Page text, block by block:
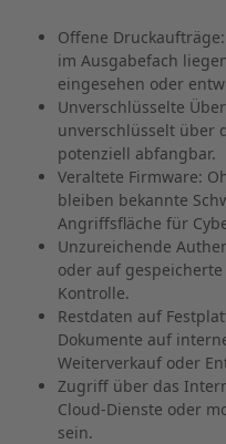
Offene
im Ausgabefach
eingesehen oder
Unverschlüsselte
unverschlüsselt über
potenziell abfangbar.
Veraltete Firmware:
bleiben bekannte
Angriffsfläche für
Unzureichende
oder auf
Kontrolle.
Restdaten auf
Dokumente auf
Weiterverkauf oder
Zugriff über das
Cloud-Dienste oder
sein.